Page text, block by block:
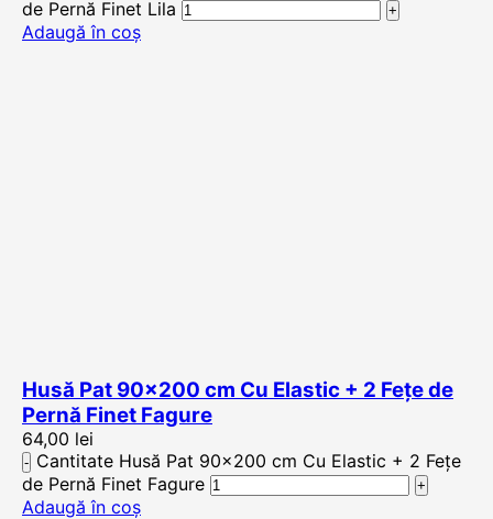
de Pernă Finet Lila
Adaugă în coș
Husă Pat 90×200 cm Cu Elastic + 2 Fețe de
Pernă Finet Fagure
64,00 lei
Cantitate Husă Pat 90x200 cm Cu Elastic + 2 Fețe
de Pernă Finet Fagure
Adaugă în coș